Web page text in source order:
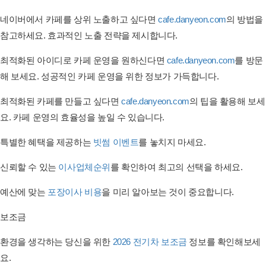
네이버에서 카페를 상위 노출하고 싶다면cafe.danyeon.com의 방법을
참고하세요. 효과적인 노출 전략을 제시합니다.
최적화된 아이디로 카페 운영을 원하신다면 cafe.danyeon.com를 방문
해 보세요. 성공적인 카페 운영을 위한 정보가 가득합니다.
최적화된 카페를 만들고 싶다면cafe.danyeon.com의 팁을 활용해 보세
요. 카페 운영의 효율성을 높일 수 있습니다.
특별한 혜택을 제공하는 빗썸 이벤트를 놓치지 마세요.
신뢰할 수 있는 이사업체순위를 확인하여 최고의 선택을 하세요.
예산에 맞는 포장이사 비용을 미리 알아보는 것이 중요합니다.
보조금
환경을 생각하는 당신을 위한 2026 전기차 보조금 정보를 확인해보세
요.